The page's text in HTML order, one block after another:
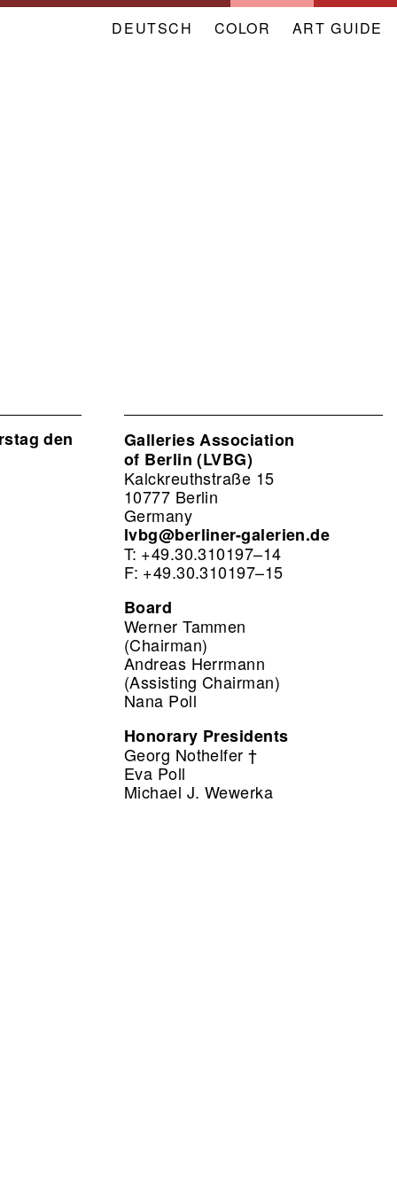
DEUTSCH COLOR NAVIGATION
ART GUIDE
den
Galleries Association
of Berlin (LVBG)
Kalckreuthstraße 15
10777 Berlin
Germany
lvbg@berliner-galerien.de
T: +49.30.310197–14
F: +49.30.310197–15
Board
Werner Tammen
(Chairman)
Andreas Herrmann
(Assisting Chairman)
Nana Poll
Honorary Presidents
Georg Nothelfer †
Eva Poll
Michael J. Wewerka